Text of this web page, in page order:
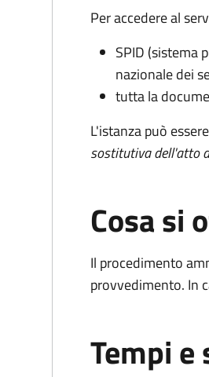
Per accedere al
SPID (sistema
nazionale dei
tutta la
L'istanza può
sostitutiva dell'atto
Cosa si
Il procedimento
provvedimento. In
Tempi e